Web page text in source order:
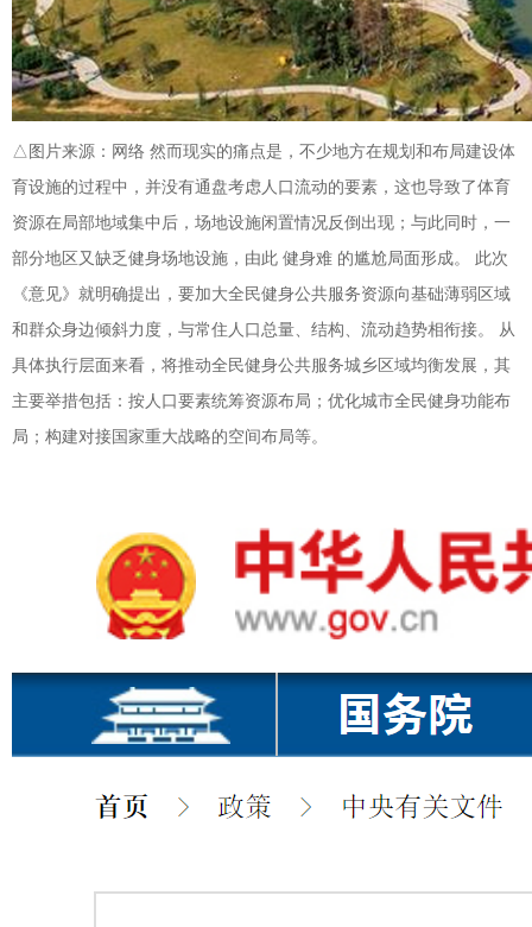
△图片来源：网络 然而现实的痛点是，不少地方在规划和布局建设体
育设施的过程中，并没有通盘考虑人口流动的要素，这也导致了体育
资源在局部地域集中后，场地设施闲置情况反倒出现；与此同时，一
部分地区又缺乏健身场地设施，由此 健身难 的尴尬局面形成。 此次
《意见》就明确提出，要加大全民健身公共服务资源向基础薄弱区域
和群众身边倾斜力度，与常住人口总量、结构、流动趋势相衔接。 从
具体执行层面来看，将推动全民健身公共服务城乡区域均衡发展，其
主要举措包括：按人口要素统筹资源布局；优化城市全民健身功能布
局；构建对接国家重大战略的空间布局等。